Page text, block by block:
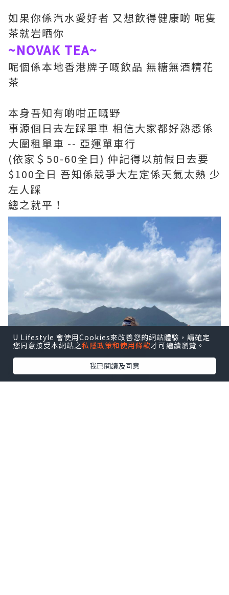
如果你係汽水愛好者 又想飲得健康啲 呢隻
茶就岩晒你
~NOVAK TEA~
呢個係本地香港牌子嘅飲品 無糖無酒精花
茶
本身吾知有啲咁正嘅野
事源個日去左踩單車 相信大家都好熟悉係
大圍租單車 -- 亞運單車行
(依家＄50-60全日) 仲記得以前假日去要
$100全日 吾知係競爭大左定係天氣太熱 少
左人踩
總之就平！
U Lifestyle 會使用Cookies來改善您的網站體驗，請確定
您同意接受本網站之私隱政策和使用條款才可繼續瀏覽。
我已閱讀及同意